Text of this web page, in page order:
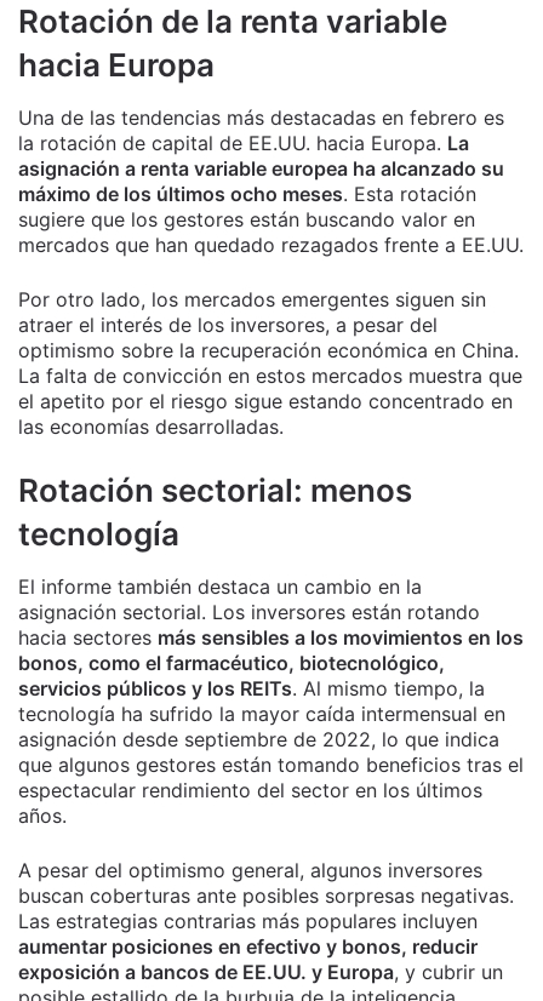
Rotación de la renta variable
hacia Europa
Una de las tendencias más destacadas en febrero es
la rotación de capital de EE.UU. hacia Europa. La
asignación a renta variable europea ha alcanzado su
máximo de los últimos ocho meses. Esta rotación
sugiere que los gestores están buscando valor en
mercados que han quedado rezagados frente a EE.UU.
Por otro lado, los mercados emergentes siguen sin
atraer el interés de los inversores, a pesar del
optimismo sobre la recuperación económica en China.
La falta de convicción en estos mercados muestra que
el apetito por el riesgo sigue estando concentrado en
las economías desarrolladas.
Rotación sectorial: menos
tecnología
El informe también destaca un cambio en la
asignación sectorial. Los inversores están rotando
hacia sectores más sensibles a los movimientos en los
bonos, como el farmacéutico, biotecnológico,
servicios públicos y los REITs. Al mismo tiempo, la
tecnología ha sufrido la mayor caída intermensual en
asignación desde septiembre de 2022, lo que indica
que algunos gestores están tomando beneficios tras el
espectacular rendimiento del sector en los últimos
años.
A pesar del optimismo general, algunos inversores
buscan coberturas ante posibles sorpresas negativas.
Las estrategias contrarias más populares incluyen
aumentar posiciones en efectivo y bonos, reducir
exposición a bancos de EE.UU. y Europa, y cubrir un